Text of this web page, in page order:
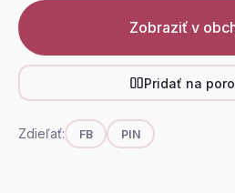
Zobraziť v
Pridať na
Zdieľať: FB PIN